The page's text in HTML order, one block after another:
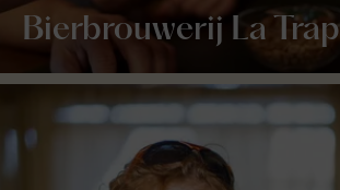
Bierbrouwerij La